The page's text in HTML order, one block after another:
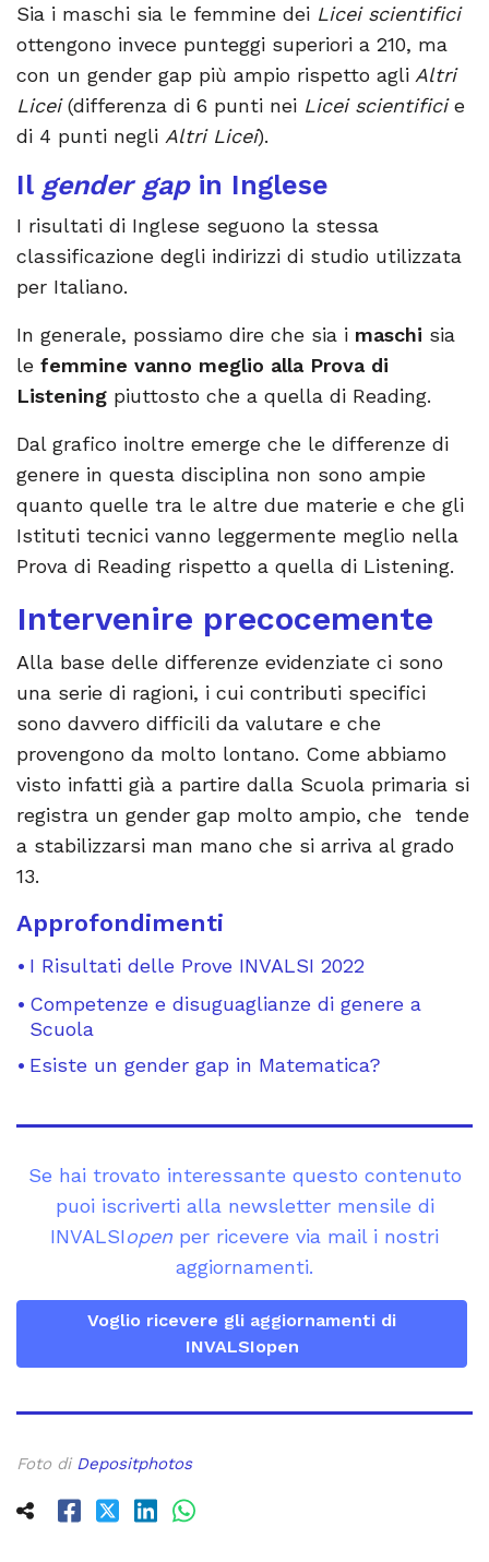
Sia i maschi sia le femmine dei Licei scientifici
ottengono invece punteggi superiori a 210, ma
con un gender gap più ampio rispetto agli Altri
Licei(differenza di 6 punti nei Licei scientificie
di 4 punti negli Altri Licei).
Il gender gapin Inglese
I risultati di Inglese seguono la stessa
classificazione degli indirizzi di studio utilizzata
per Italiano.
In generale, possiamo dire che sia i maschi sia
le femmine vanno meglio alla Prova di
Listening piuttosto che a quella di Reading.
Dal grafico inoltre emerge che le differenze di
genere in questa disciplina non sono ampie
quanto quelle tra le altre due materie e che gli
Istituti tecnici vanno leggermente meglio nella
Prova di Reading rispetto a quella di Listening.
Intervenire precocemente
Alla base delle differenze evidenziate ci sono
una serie di ragioni, i cui contributi specifici
sono davvero difficili da valutare e che
provengono da molto lontano. Come abbiamo
visto infatti già a partire dalla Scuola primaria si
registra un gender gap molto ampio, che tende
a stabilizzarsi man mano che si arriva al grado
13.
Approfondimenti
I Risultati delle Prove INVALSI 2022
Competenze e disuguaglianze di genere a
Scuola
Esiste un gender gap in Matematica?
Se hai trovato interessante questo contenuto
puoi iscriverti alla newsletter mensile di
INVALSIopen per ricevere via mail i nostri
aggiornamenti.
Voglio ricevere gli aggiornamenti di
INVALSIopen
Foto di Depositphotos